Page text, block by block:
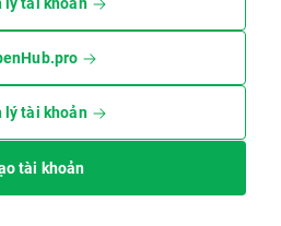
lý tài khoản
tài khoản